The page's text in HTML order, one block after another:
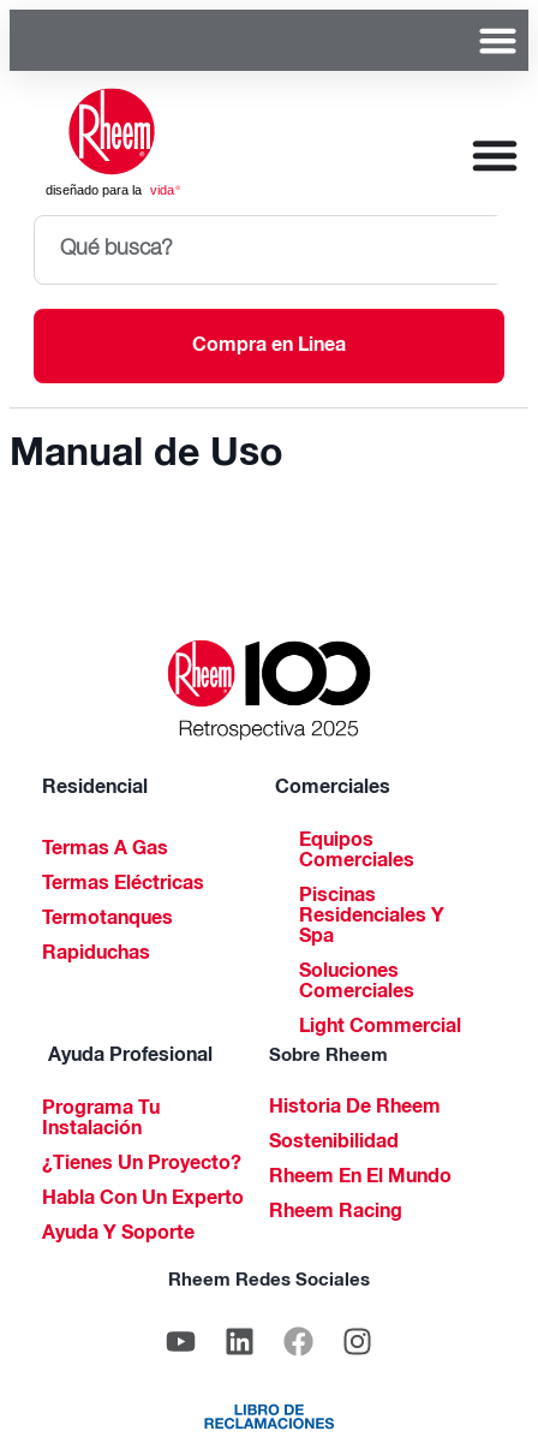
Compra en Linea
Manual de Uso
Residencial
Termas A Gas
Termas Eléctricas
Termotanques
Rapiduchas
Comerciales
Equipos
Comerciales
Piscinas
Residenciales Y
Spa
Soluciones
Comerciales
Light Commercial
Ayuda Profesional
Programa Tu
Instalación
¿Tienes Un Proyecto?
Habla Con Un Experto
Ayuda Y Soporte
Sobre Rheem
Historia De Rheem
Sostenibilidad
Rheem En El Mundo
Rheem Racing
Rheem Redes Sociales